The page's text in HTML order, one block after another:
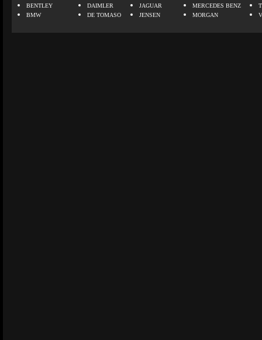
BENTLEY
BMW
DAIMLER
DE TOMASO
JAGUAR
JENSEN
MERCEDES BENZ
MORGAN